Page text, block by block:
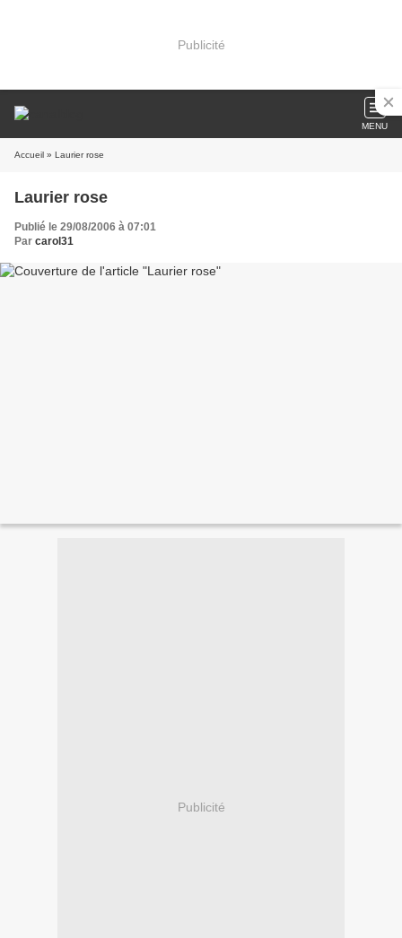
Publicité
MENU
Accueil » Laurier rose
Laurier rose
Publié le 29/08/2006 à 07:01
Par carol31
Publicité